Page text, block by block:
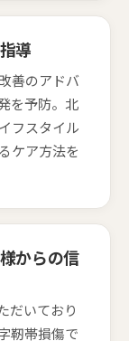
導
善のアドバ
を予防。北
フスタイル
ケア方法を
からの信
だいており
靭帯損傷で